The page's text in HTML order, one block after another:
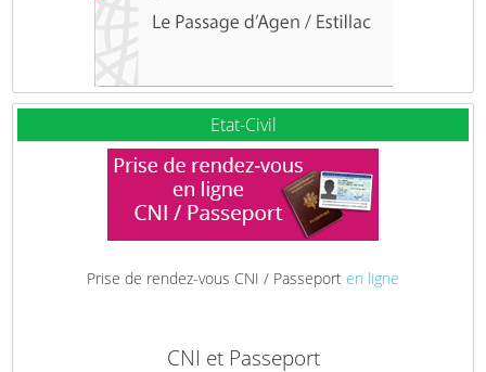
Etat-Civil
Prise de rendez-vous CNI / Passeport en ligne
CNI et Passeport